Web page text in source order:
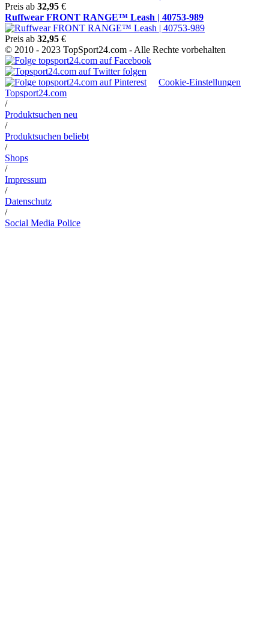
Preis ab 32,95 €
Ruffwear FRONT RANGE™ Leash | 40753-989
Preis ab 32,95 €
© 2010 - 2023 TopSport24.com - Alle Rechte vorbehalten
Cookie-Einstellungen
Topsport24.com
/
Produktsuchen neu
/
Produktsuchen beliebt
/
Shops
/
Impressum
/
Datenschutz
/
Social Media Police